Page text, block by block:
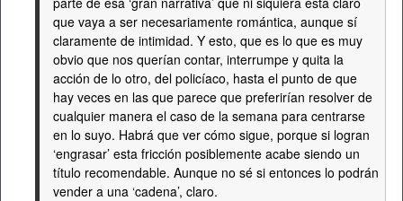
que vaya a ser necesariamente romántica, aunque sí
claramente de intimidad. Y esto, que es lo que es muy
obvio que nos querían contar, interrumpe y quita la
acción de lo otro, del policíaco, hasta el punto de que
hay veces en las que parece que preferirían resolver de
cualquier manera el caso de la semana para centrarse
en lo suyo. Habrá que ver cómo sigue, porque si logran
‘engrasar’ esta fricción posiblemente acabe siendo un
título recomendable. Aunque no sé si entonces lo podrán
vender a una ‘cadena’, claro.